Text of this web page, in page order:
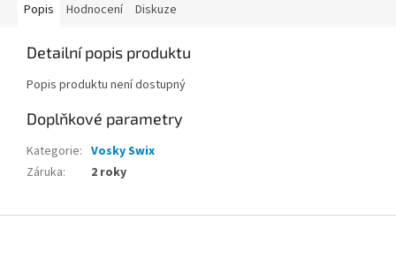
Popis Hodnocení Diskuze
Detailní popis produktu
Popis produktu není dostupný
Doplňkové parametry
Kategorie: Vosky Swix
Záruka: 2 roky